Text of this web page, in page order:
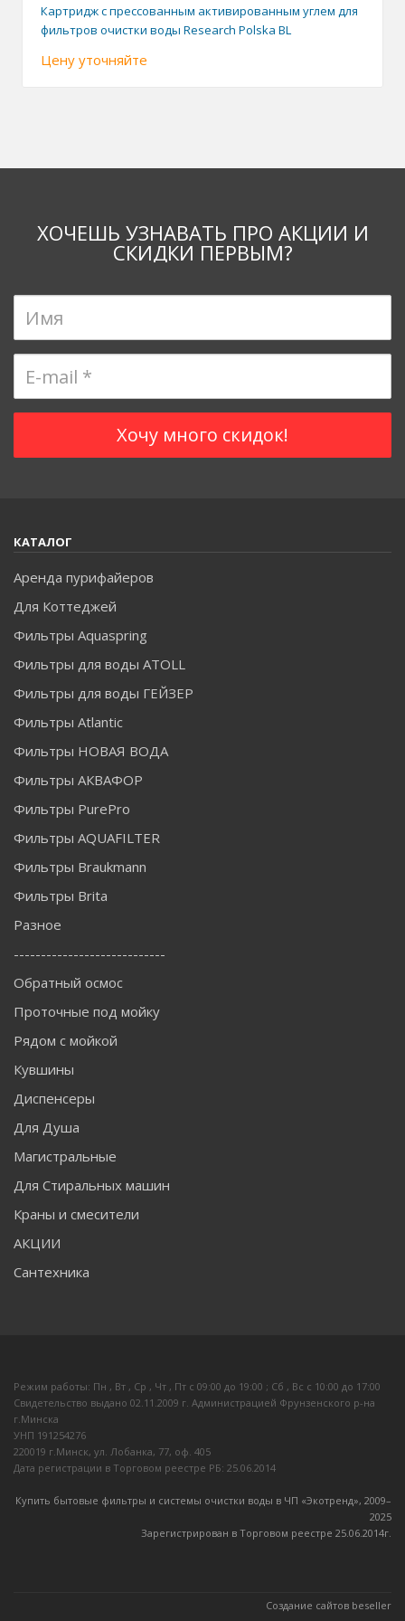
Картридж с прессованным активированным углем для
фильтров очистки воды Research Polska BL
Цену уточняйте
ХОЧЕШЬ УЗНАВАТЬ ПРО АКЦИИ И
СКИДКИ ПЕРВЫМ?
КАТАЛОГ
Аренда пурифайеров
Для Коттеджей
Фильтры Aquaspring
Фильтры для воды ATOLL
Фильтры для воды ГЕЙЗЕР
Фильтры Atlantic
Фильтры НОВАЯ ВОДА
Фильтры АКВАФОР
Фильтры PurePro
Фильтры AQUAFILTER
Фильтры Braukmann
Фильтры Brita
Разное
----------------------------
Обратный осмос
Проточные под мойку
Рядом с мойкой
Кувшины
Диспенсеры
Для Душа
Магистральные
Для Стиральных машин
Краны и смесители
АКЦИИ
Сантехника
Режим работы: Пн , Вт , Ср , Чт , Пт c 09:00 до 19:00 ; Сб , Вс c 10:00 до 17:00
Свидетельство выдано 02.11.2009 г. Администрацией Фрунзенского р-на
г.Минска
УНП 191254276
220019 г.Минск, ул. Лобанка, 77, оф. 405
Дата регистрации в Торговом реестре РБ: 25.06.2014
Купить бытовые фильтры и системы очистки воды в ЧП «Экотренд», 2009–
2025
Зарегистрирован в Торговом реестре 25.06.2014г.
Создание сайтов beseller